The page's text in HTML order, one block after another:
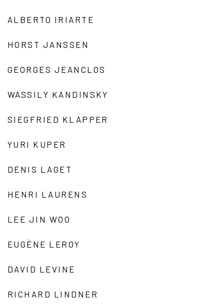
ALBERTO IRIARTE
HORST JANSSEN
GEORGES JEANCLOS
WASSILY KANDINSKY
SIEGFRIED KLAPPER
YURI KUPER
DENIS LAGET
HENRI LAURENS
LEE JIN WOO
EUGÈNE LEROY
DAVID LEVINE
RICHARD LINDNER